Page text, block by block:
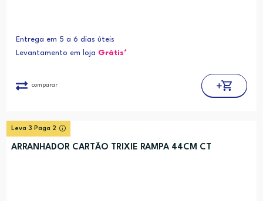
Entrega em 5 a 6 dias úteis
Levantamento em loja Grátis*
comparar
Leva 3 Paga 2
ARRANHADOR CARTÃO TRIXIE RAMPA 44CM CT